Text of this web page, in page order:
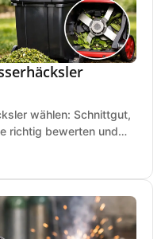
wählen: Schnittgut,
richtig bewerten und